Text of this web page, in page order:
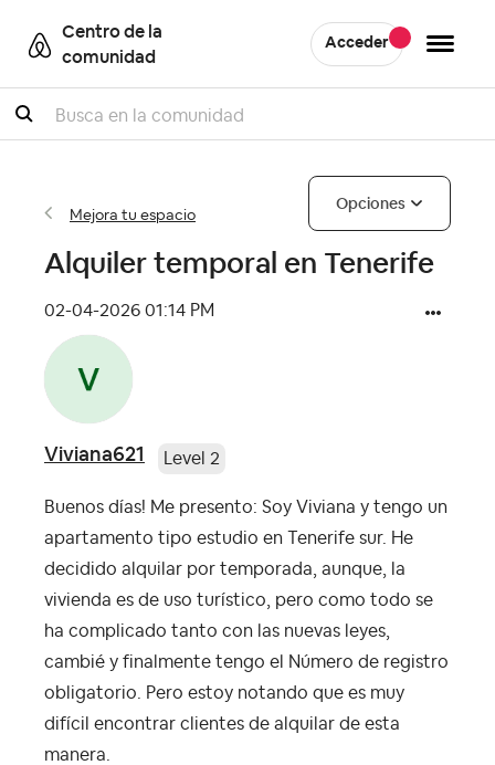
Centro de la
comunidad
Acceder
Buscar
Mejora tu espacio
Opciones
Alquiler temporal en Tenerife
‎02-04-2026 01:14 PM
Viviana621 Level 2
Buenos días! Me presento: Soy Viviana y tengo un
apartamento tipo estudio en Tenerife sur. He
decidido alquilar por temporada, aunque, la
vivienda es de uso turístico, pero como todo se
ha complicado tanto con las nuevas leyes,
cambié y finalmente tengo el Número de registro
obligatorio. Pero estoy notando que es muy
difícil encontrar clientes de alquilar de esta
manera.